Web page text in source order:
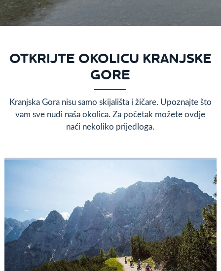
OTKRIJTE OKOLICU KRANJSKE
GORE
Kranjska Gora nisu samo skijališta i žičare. Upoznajte što
vam sve nudi naša okolica. Za početak možete ovdje
naći nekoliko prijedloga.